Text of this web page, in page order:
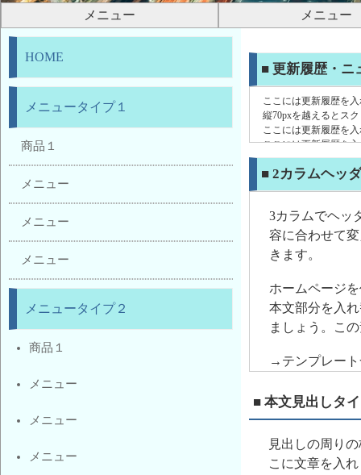
メニュー メニュー
■ 更新履歴・ニ
ここには更新履歴を
縦70pxを越えるとス
ここには更新履歴を
ここには更新履歴を
ここには更新履歴を
ここには更新履歴を
■ 2カラムヘッ
3カラムでヘッ
容に合わせて
きます。
ホームページ
本文部分を入
ましょう。こ
→テンプレ
■ 本文見出しタ
見出しの周り
こに文章を入
HOME
メニュータイプ１
商品１
メニュー
メニュー
メニュー
メニュータイプ２
商品１
メニュー
メニュー
メニュー